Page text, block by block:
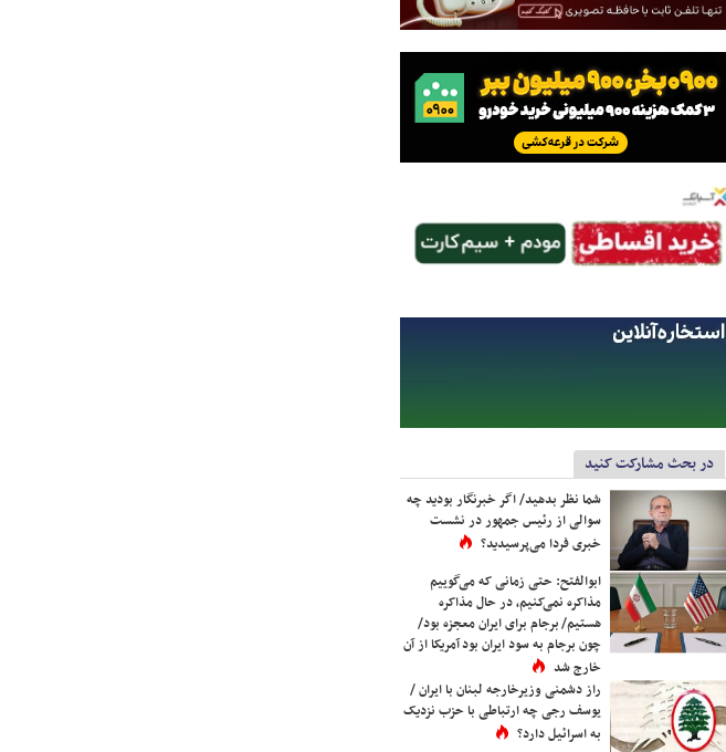
در بحث مشارکت کنید
شما نظر بدهید/ اگر خبرنگار بودید چه
سوالی از رئیس جمهور در نشست
خبری فردا می‌پرسیدید؟
ابوالفتح: حتی زمانی که می‌گوییم
مذاکره نمی‌کنیم، در حال مذاکره
هستیم/ برجام برای ایران معجزه بود/
چون برجام به سود ایران بود آمریکا از آن
خارج شد
راز دشمنی وزیرخارجه لبنان با ایران /
یوسف رجی چه ارتباطی با حزب نزدیک
به اسرائیل دارد؟